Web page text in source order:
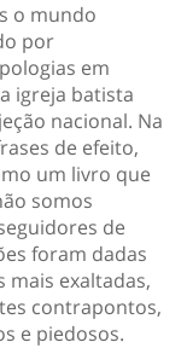
o mundo
por
em
igreja batista
nacional. Na
de efeito,
um livro que
somos
de
foram dadas
mais exaltadas,
contrapontos,
e piedosos.